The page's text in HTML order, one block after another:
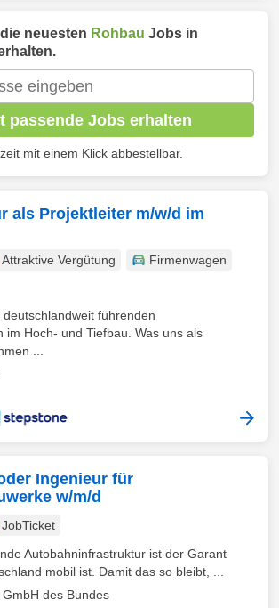
neuesten Rohbau Jobs in
passende Jobs erhalten
mit einem Klick abbestellbar.
als Projektleiter m/w/d im
Attraktive Vergütung
Firmenwagen
führenden
im Hoch- und Tiefbau. Was uns als
...
Ingenieur für
w/m/d
JobTicket
Autobahninfrastruktur ist der Garant
mobil ist. Damit das so bleibt, ...
des Bundes